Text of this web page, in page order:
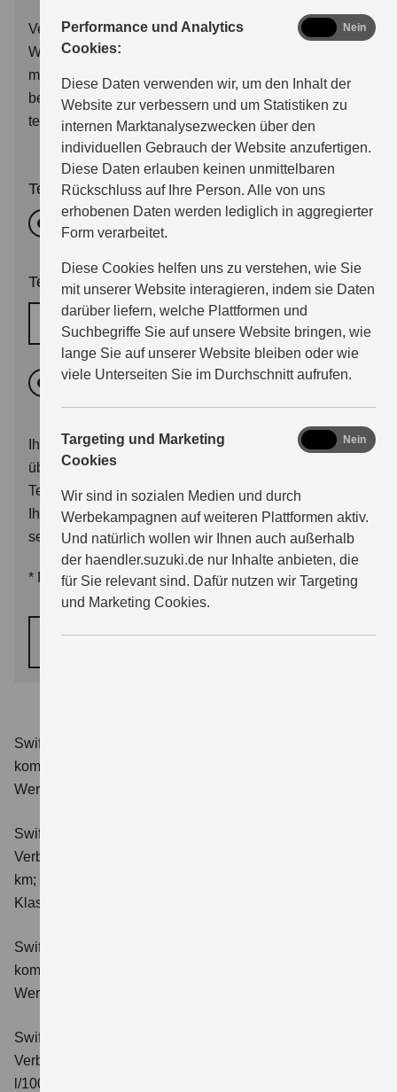
Performance und Analytics
Cookies:
Diese Daten verwenden wir, um den Inhalt der
Website zur verbessern und um Statistiken zu
internen Marktanalysezwecken über den
individuellen Gebrauch der Website anzufertigen.
Diese Daten erlauben keinen unmittelbaren
Rückschluss auf Ihre Person. Alle von uns
erhobenen Daten werden lediglich in aggregierter
Form verarbeitet.
Diese Cookies helfen uns zu verstehen, wie Sie
mit unserer Website interagieren, indem sie Daten
darüber liefern, welche Plattformen und
Suchbegriffe Sie auf unsere Website bringen, wie
lange Sie auf unserer Website bleiben oder wie
viele Unterseiten Sie im Durchschnitt aufrufen.
analyticsNein
Targeting und Marketing
Cookies
Wir sind in sozialen Medien und durch
Werbekampagnen auf weiteren Plattformen aktiv.
Und natürlich wollen wir Ihnen auch außerhalb
der haendler.suzuki.de nur Inhalte anbieten, die
für Sie relevant sind. Dafür nutzen wir Targeting
und Marketing Cookies.
marketing
Nein
Verwenden Sie bitte dieses Formular, um uns Ihren
Wunschtermin für eine Beratung oder eine Probefahrt
mitzuteilen. Wir melden uns dann so bald wie möglich
bei Ihnen per E-Mail, oder wenn Sie wünschen auch
telefonisch.
Termingrund
Probefahrttermin
Terminwunsch *
Wunschtermin
Vormittags Nachmittags
Ihr Terminwunsch wird dem Händler mit Ihrer Anfrage
übermittelt. Sie erhalten im Anschluss entweder eine
Terminbestätigung, oder der Händler wird sich mit
Ihnen zwecks Terminalternativen in Verbindung
setzen.
* Pflichtfelder
Swift 1.2 DUALJET HYBRID Club
kombinierter Energieverbrauch 4,4 l/100km; kombinierter
Wert der CO₂-Emission: 98 g/km; CO₂-Klasse: C.
Swift 1.2 DUALJET HYBRID ALLGRIP Club
Verbrauchswerte: kombinierter Energieverbrauch 4,9 l/100
km; kombinierter Wert der CO₂-Emission: 111 g/km; CO₂-
Klasse: C.
Swift 1.2 DUALJET HYBRID Comfort
kombinierter Energieverbrauch 4,4 l/100km; kombinierter
Wert der CO₂-Emission: 99 g/km; CO₂-Klasse: C.
Swift 1.2 DUALJET HYBRID CVT Comfort
Verbrauchswerte: kombinierter Energieverbrauch 4,7
l/100km; kombinierter Wert der CO₂-Emission: 106 g/km;